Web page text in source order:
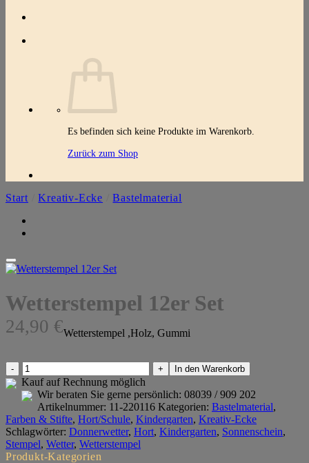
Es befinden sich keine Produkte im Warenkorb.
Zurück zum Shop
Start Kreativ-Ecke Bastelmaterial
Wetterstempel 12er Set
24,90 €Wetterstempel ,Holz, Gummi
Wetterstempel
12er
Set
Menge
In den Warenkorb
Kauf auf Rechnung möglich
Wir beraten Sie gerne persönlich: 08039 / 909 202
Artikelnummer: 11-220116 Kategorien: Bastelmaterial,
Farben & Stifte, Hort/Schule, Kindergarten, Kreativ-Ecke
Schlagwörter: Donnerwetter, Hort, Kindergarten, Sonnenschein,
Stempel, Wetter, Wetterstempel
Produkt-Kategorien